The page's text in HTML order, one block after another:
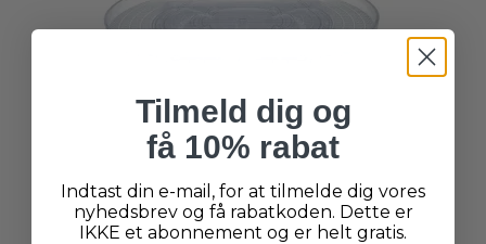
Tilmeld dig og
få 10% rabat
Indtast din e-mail, for at tilmelde dig vores
nyhedsbrev og få rabatkoden. Dette er
IKKE et abonnement og er helt gratis.